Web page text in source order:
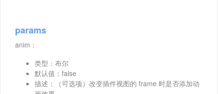
params
anim：
类型：布尔
默认值：false
描述：（可选项）改变插件视图的 frame 时是否添加动